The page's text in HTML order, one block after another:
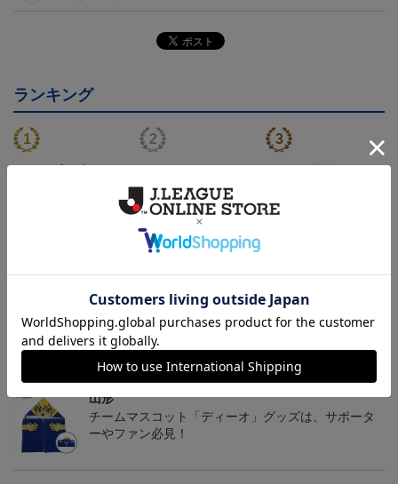
ランキング
ニフォーム半袖（FP1st）
18,700円～23,760円
ニフォーム長袖（FP2n
d）
19,800円～24,860円
ニフォーム半袖（FP2n
d）
18,700円～23,760円
山形
チームマスコット「ディーオ」グッズは、サポータ
ーやファン必見！